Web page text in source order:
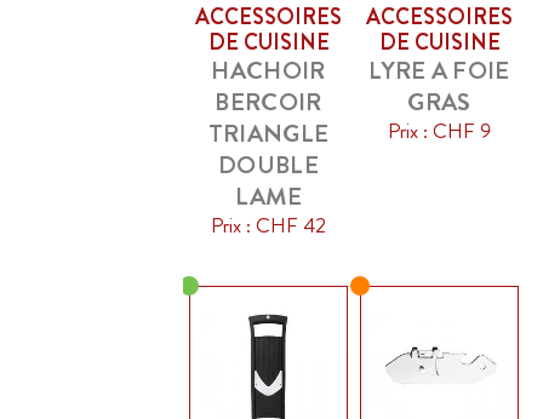
ACCESSOIRES
DE CUISINE
HACHOIR
BERCOIR
TRIANGLE
DOUBLE
LAME
Prix : CHF 42
ACCESSOIRES
DE CUISINE
LYRE A FOIE
GRAS
Prix : CHF 9